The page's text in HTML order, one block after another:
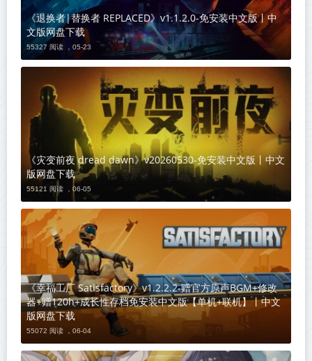
《退换者|替换者 REPLACED》v1.1.2.0-免安装中文版丨中
文版网盘下载
55327 阅读 ， 05-23
《灾变前夜 dread dawn》v20260530-免安装中文版丨中文
版网盘下载
55121 阅读 ， 06-05
《幸福工厂 Satisfactory》v1.2.2.2-赠官方原声BGM+修改
器+赠120h+成长性存档免安装中文版【单机+联机】丨中文
版网盘下载
55072 阅读 ， 06-04